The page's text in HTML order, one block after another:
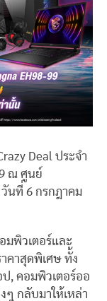
Deal ประจำ
ณ ศูนย์
นที่ 6 กรกฎาคม
มพิวเตอร์และ
คาสุดพิเศษ ทั้ง
, คอมพิวเตอร์ออ
ๆ กลับมาให้เหล่า